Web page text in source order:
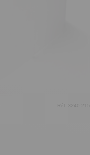
Réf. 3240.215